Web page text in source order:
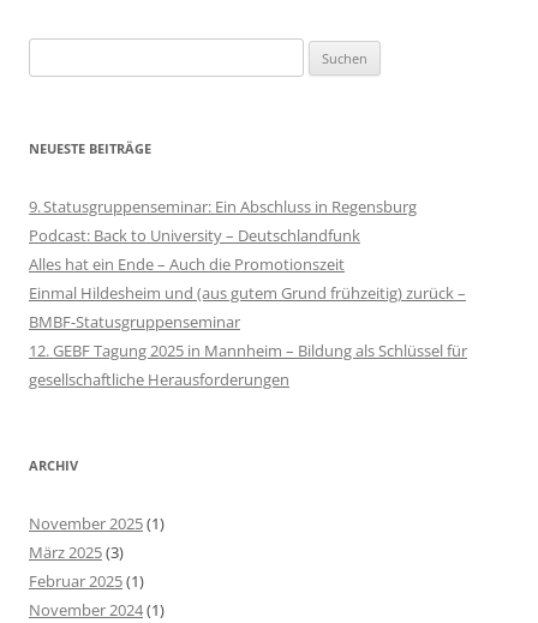
nach:
NEUESTE BEITRÄGE
9. Statusgruppenseminar: Ein Abschluss in Regensburg
Podcast: Back to University – Deutschlandfunk
Alles hat ein Ende – Auch die Promotionszeit
Einmal Hildesheim und (aus gutem Grund frühzeitig) zurück –
BMBF-Statusgruppenseminar
12. GEBF Tagung 2025 in Mannheim – Bildung als Schlüssel für
gesellschaftliche Herausforderungen
ARCHIV
November 2025(1)
März 2025(3)
Februar 2025(1)
November 2024(1)